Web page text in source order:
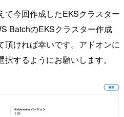
て今回作成したEKSクラスター
BatchのEKSクラスター作成
頂ければ幸いです。アドオンに
するようにお願いします。